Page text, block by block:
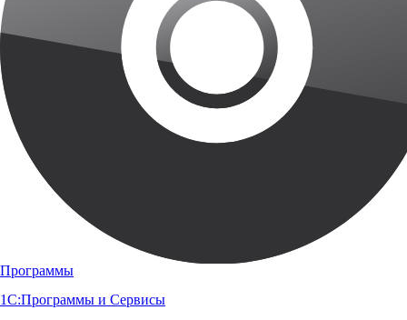
Программы
1С:Программы и Сервисы